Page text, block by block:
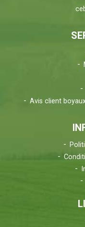
Avis client